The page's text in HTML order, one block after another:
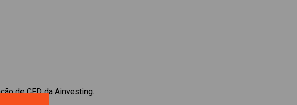
de CFD da Ainvesting.